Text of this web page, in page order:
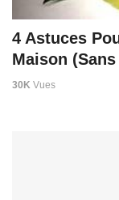
4 Astuces
Maison
30K Vues